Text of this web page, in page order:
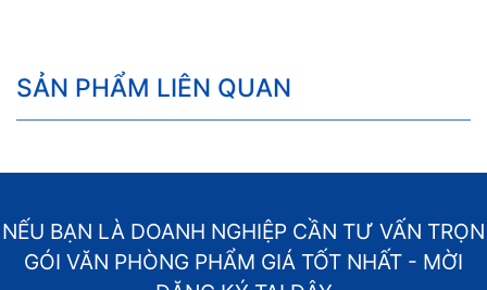
SẢN PHẨM LIÊN QUAN
NẾU BẠN LÀ DOANH NGHIỆP CẦN TƯ VẤN TRỌN
GÓI VĂN PHÒNG PHẨM GIÁ TỐT NHẤT - MỜI